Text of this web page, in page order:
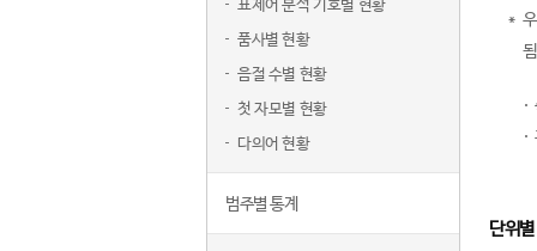
표제어 분석 기호별 현황
품사별 현황
음절 수별 현황
첫 자모별 현황
다의어 현황
범주별 통계
단위